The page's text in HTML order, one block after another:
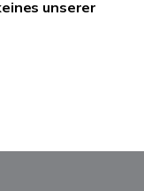
unserer